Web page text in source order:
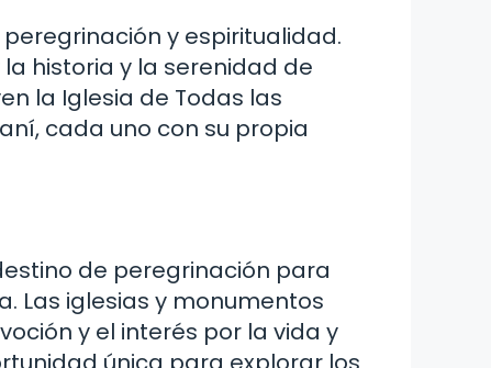
y espiritualidad.
historia y la serenidad de
la Iglesia de Todas las
cada uno con su propia
de peregrinación para
Las iglesias y monumentos
y el interés por la vida y